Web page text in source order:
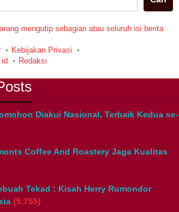
mengutip sebagian atau seluruh isi berita
Kebijakan Privasi
Redaksi
Diakui Nasional, Terbaik Kedua se-
Coffee And Roastery Jaga Kualitas
Tekad : Kisah Herry Rumondor
(5,755)